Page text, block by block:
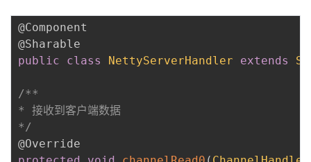
@Component
@Sharable
public
class NettyServerHandler extends
/**
* 接收到客户端数据
*/
@Override